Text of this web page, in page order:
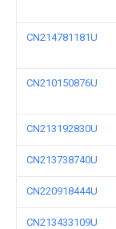
CN214781181U
CN210150876U
CN213192830U
CN213738740U
CN220918444U
CN213433109U